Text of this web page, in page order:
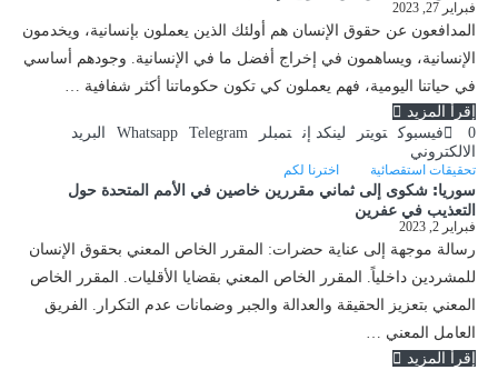
فبراير 27, 2023
المدافعون عن حقوق الإنسان هم أولئك الذين يعملون بإنسانية، ويخدمون
الإنسانية، ويساهمون في إخراج أفضل ما في الإنسانية. وجودهم أساسي
في حياتنا اليومية، فهم يعملون كي تكون حكوماتنا أكثر شفافية …
إقرأ المزيد
0
فيسبوك تويتر لينكد إن تمبلر Whatsapp Telegram
البريد
الالكتروني
تحقيقات استقصائية اخترنا لكم
سوريا: شكوى إلى ثماني مقررين خاصين في الأمم المتحدة حول
التعذيب في عفرين
فبراير 2, 2023
رسالة موجهة إلى عناية حضرات: المقرر الخاص المعني بحقوق الإنسان
للمشردين داخلياً. المقرر الخاص المعني بقضايا الأقليات. المقرر الخاص
المعني بتعزيز الحقيقة والعدالة والجبر وضمانات عدم التكرار. الفريق
العامل المعني …
إقرأ المزيد